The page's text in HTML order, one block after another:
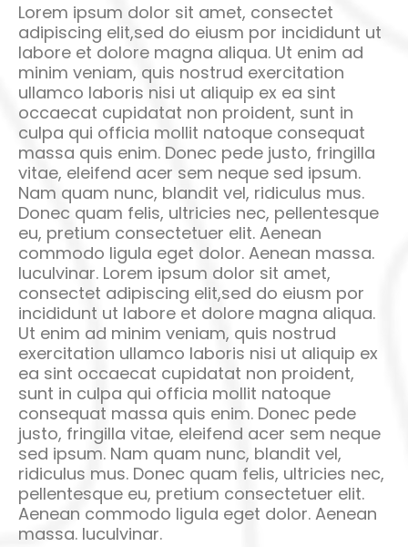
Lorem ipsum dolor sit amet, consectet
adipiscing elit,sed do eiusm por incididunt ut
labore et dolore magna aliqua. Ut enim ad
minim veniam, quis nostrud exercitation
ullamco laboris nisi ut aliquip ex ea sint
occaecat cupidatat non proident, sunt in
culpa qui officia mollit natoque consequat
massa quis enim. Donec pede justo, fringilla
vitae, eleifend acer sem neque sed ipsum.
Nam quam nunc, blandit vel, ridiculus mus.
Donec quam felis, ultricies nec, pellentesque
eu, pretium consectetuer elit. Aenean
commodo ligula eget dolor. Aenean massa.
luculvinar. Lorem ipsum dolor sit amet,
consectet adipiscing elit,sed do eiusm por
incididunt ut labore et dolore magna aliqua.
Ut enim ad minim veniam, quis nostrud
exercitation ullamco laboris nisi ut aliquip ex
ea sint occaecat cupidatat non proident,
sunt in culpa qui officia mollit natoque
consequat massa quis enim. Donec pede
justo, fringilla vitae, eleifend acer sem neque
sed ipsum. Nam quam nunc, blandit vel,
ridiculus mus. Donec quam felis, ultricies nec,
pellentesque eu, pretium consectetuer elit.
Aenean commodo ligula eget dolor. Aenean
massa. luculvinar.